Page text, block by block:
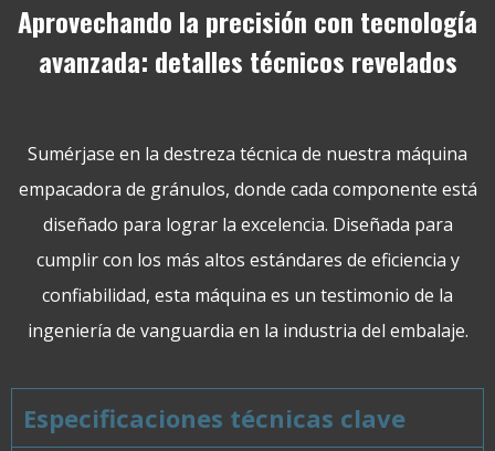
Aprovechando la precisión con tecnología
avanzada: detalles técnicos revelados
Sumérjase en la destreza técnica de nuestra máquina
empacadora de gránulos, donde cada componente está
diseñado para lograr la excelencia. Diseñada para
cumplir con los más altos estándares de eficiencia y
confiabilidad, esta máquina es un testimonio de la
ingeniería de vanguardia en la industria del embalaje.
Especificaciones técnicas clave